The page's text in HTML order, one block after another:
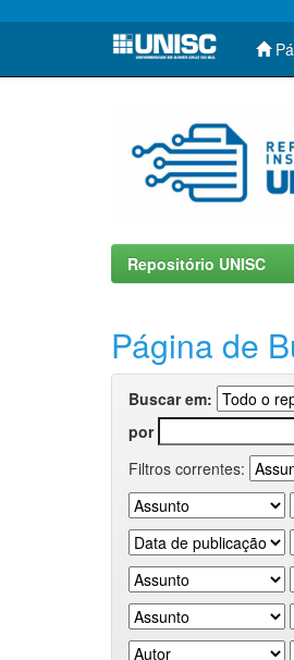
Skip
Repositório UNISC
Página de
Buscar em:
por
Filtros correntes: